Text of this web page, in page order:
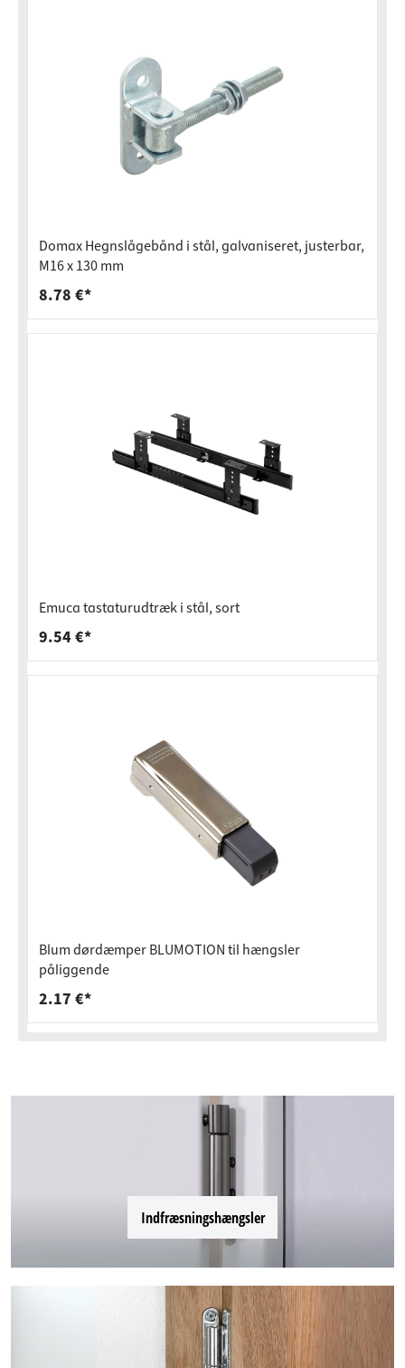
Domax Hegnslågebånd i stål, galvaniseret, justerbar,
M16 x 130 mm
8.78 €*
Emuca tastaturudtræk i stål, sort
9.54 €*
Blum dørdæmper BLUMOTION til hængsler
påliggende
2.17 €*
Indfræsningshængsler